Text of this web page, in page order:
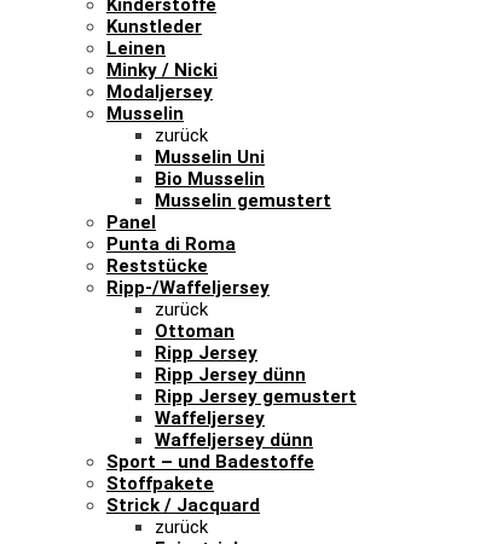
Kinderstoffe
Kunstleder
Leinen
Minky / Nicki
Modaljersey
Musselin
zurück
Musselin Uni
Bio Musselin
Musselin gemustert
Panel
Punta di Roma
Reststücke
Ripp-/Waffeljersey
zurück
Ottoman
Ripp Jersey
Ripp Jersey dünn
Ripp Jersey gemustert
Waffeljersey
Waffeljersey dünn
Sport – und Badestoffe
Stoffpakete
Strick / Jacquard
zurück